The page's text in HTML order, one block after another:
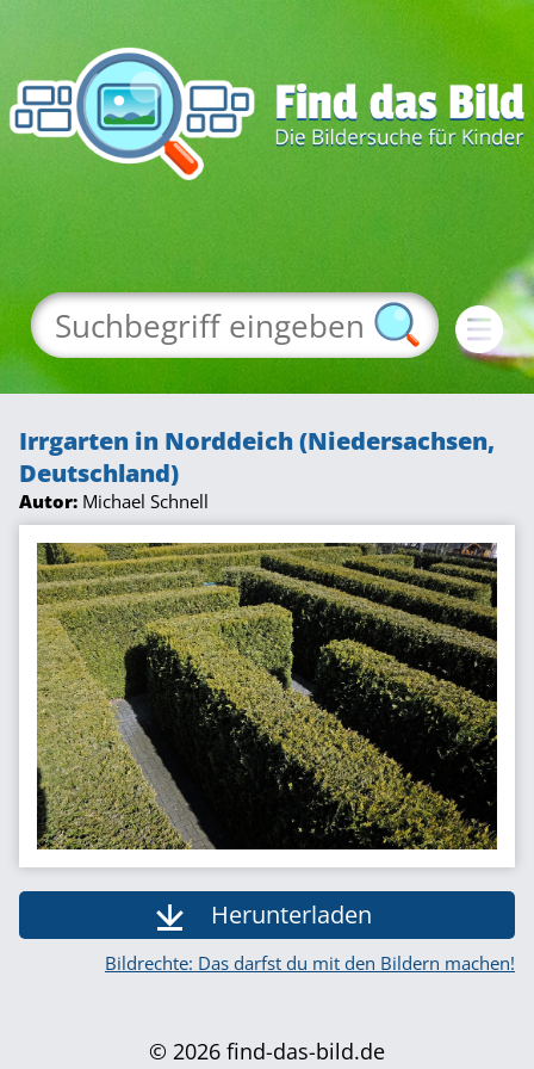
Irrgarten in Norddeich (Niedersachsen,
Deutschland)
Autor: Michael Schnell
Herunterladen
Bildrechte: Das darfst du mit den Bildern machen!
© 2026 find-das-bild.de